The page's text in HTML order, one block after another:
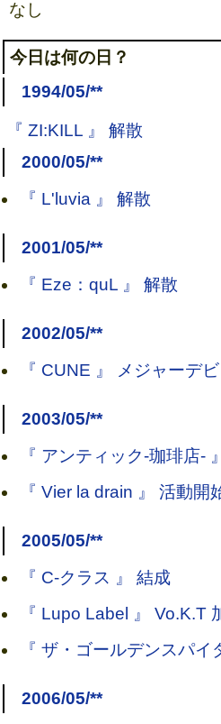
なし
今日は何の日？
1994/05/**
『 ZI:KILL 』 解散
2000/05/**
『 L'luvia 』 解散
2001/05/**
『 Eze：quL 』 解散
2002/05/**
『 CUNE 』 メジャーデ
2003/05/**
『 アンティック-珈琲店-
『 Vier la drain 』 活動開
2005/05/**
『 C-クラス 』 結成
『 Lupo Label 』 Vo.K.T
『 ザ・ゴールデンスパ
2006/05/**